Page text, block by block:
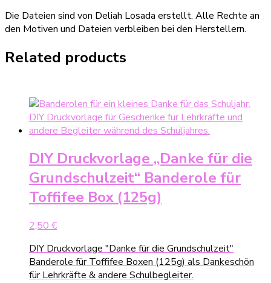
Die Dateien sind von Deliah Losada erstellt. Alle Rechte an
den Motiven und Dateien verbleiben bei den Herstellern.
Related products
DIY Druckvorlage „Danke für die
Grundschulzeit“ Banderole für
Toffifee Box (125g)
2,50 €
DIY Druckvorlage "Danke für die Grundschulzeit"
Banderole für Toffifee Boxen (125g) als Dankeschön
für Lehrkräfte & andere Schulbegleiter.